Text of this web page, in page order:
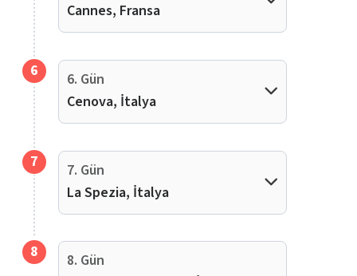
Cannes, Fransa
6
6. Gün
Cenova, İtalya
7
7. Gün
La Spezia, İtalya
8
8. Gün